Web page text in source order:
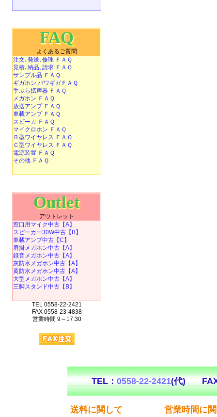
FAQ
よくあるご質問
注文､発送､修理 ＦＡＱ
見積､納品､請求 ＦＡＱ
サンプル品 ＦＡＱ
ギガホン パワギガＦＡＱ
手ぶら拡声器 ＦＡＱ
メガホン ＦＡＱ
放送アンプ ＦＡＱ
車載アンプ ＦＡＱ
スピーカ ＦＡＱ
マイクロホン ＦＡＱ
Ｂ型ワイヤレス ＦＡＱ
Ｃ型ワイヤレス ＦＡＱ
電源装置 ＦＡＱ
その他 ＦＡＱ
Outlet
アウトレット
窓口用マイク中古【A】
スピーカー30W中古【B】
車載アンプ中古【C】
肩掛メガホン中古【A】
録音メガホン中古【A】
灰防水メガホン中古【A】
黄防水メガホン中古【A】
大型メガホン中古【A】
三脚スタンド中古【B】
TEL 0558-22-2421
FAX 0558-23-4838
営業時間 9～17:30